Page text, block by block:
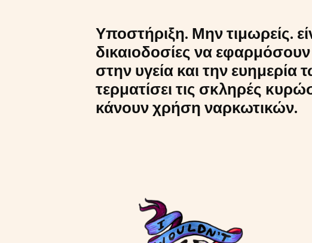
Υποστήριξη. Μην τιμωρείς.
δικαιοδοσίες να εφαρμόσουν
στην υγεία και την
τερματίσει τις σκληρές
κάνουν χρήση ναρκωτικών.